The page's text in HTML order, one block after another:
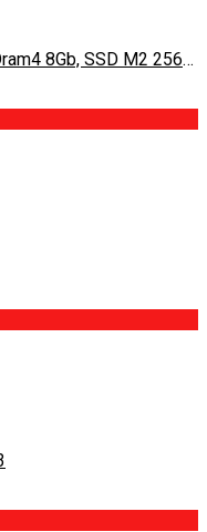
8Gb, SSD M2 256G,